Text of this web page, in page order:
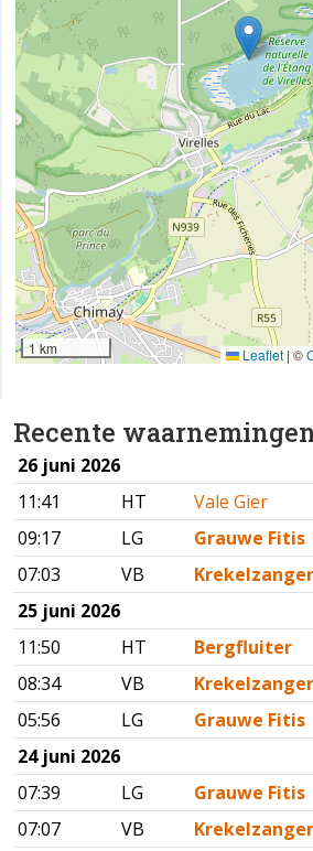
Recente
26 juni 2026
11:41
HT
Vale Gier
09:17
LG
Grauwe Fitis
07:03
VB
Krekelzanger
25 juni 2026
11:50
HT
Bergfluiter
08:34
VB
Krekelzanger
05:56
LG
Grauwe Fitis
24 juni 2026
07:39
LG
Grauwe Fitis
07:07
VB
Krekelzanger
1 km Leaflet | ©